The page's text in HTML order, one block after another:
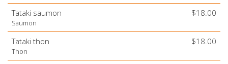
Tataki saumon
Saumon
$18.00
Tataki thon
Thon
$18.00